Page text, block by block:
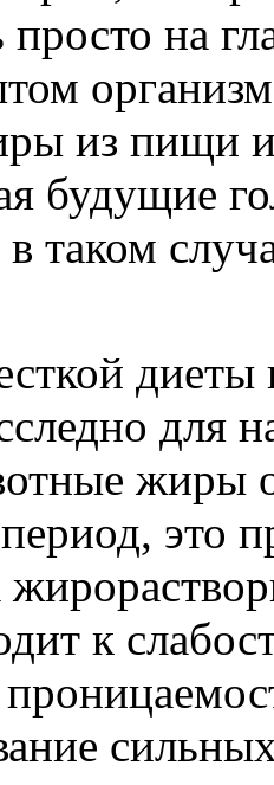
просто на
из пищи
будущие
в таком
диеты
для
жиры
это
к